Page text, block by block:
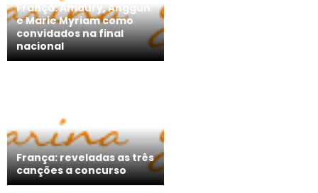
França: Amaury, Anggun
e Marie Myriam como
convidados na final
nacional
França: reveladas as três
canções a concurso